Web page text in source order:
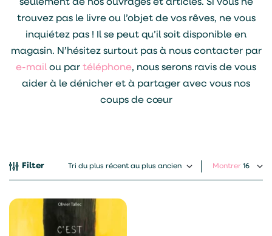
seulement de nos ouvrages et articles. Si vous ne
trouvez pas le livre ou l’objet de vos rêves, ne vous
inquiétez pas ! Il se peut qu’il soit disponible en
magasin. N’hésitez surtout pas à nous contacter par
e-mail ou par téléphone, nous serons ravis de vous
aider à le dénicher et à partager avec vous nos
coups de cœur
Filter Montrer